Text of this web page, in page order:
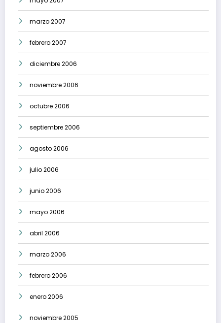
marzo 2007
febrero 2007
diciembre 2006
noviembre 2006
octubre 2006
septiembre 2006
agosto 2006
julio 2006
junio 2006
mayo 2006
abril 2006
marzo 2006
febrero 2006
enero 2006
noviembre 2005